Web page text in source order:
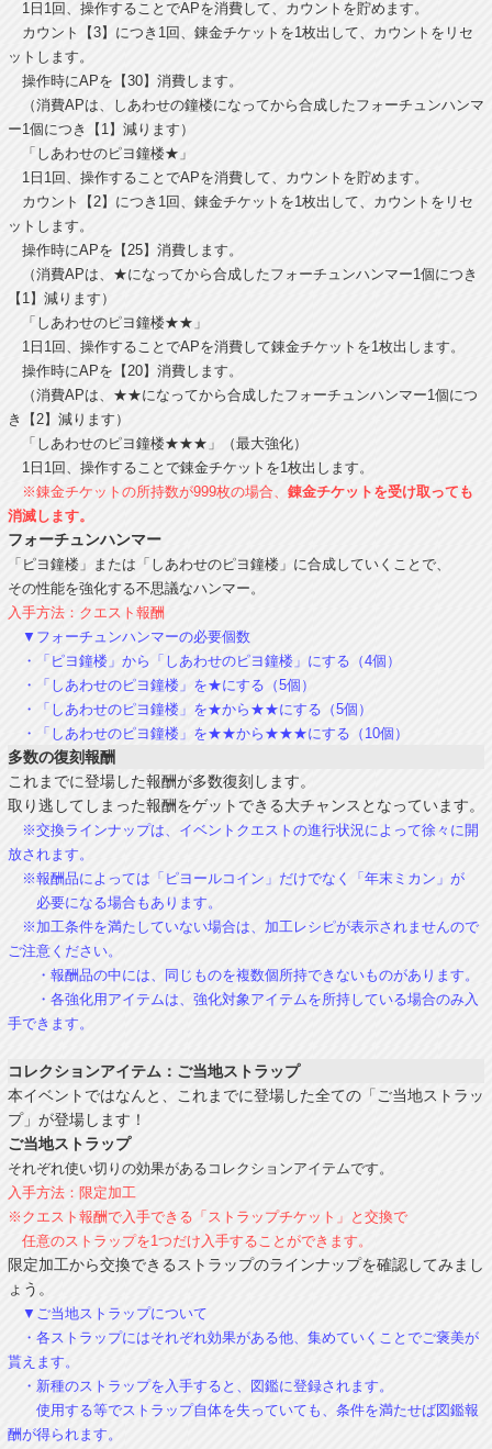
1日1回、操作することでAPを消費して、カウントを貯めます。
カウント【3】につき1回、錬金チケットを1枚出して、カウントをリセ
ットします。
操作時にAPを【30】消費します。
（消費APは、しあわせの鐘楼になってから合成したフォーチュンハンマ
ー1個につき【1】減ります）
「しあわせのピヨ鐘楼★」
1日1回、操作することでAPを消費して、カウントを貯めます。
カウント【2】につき1回、錬金チケットを1枚出して、カウントをリセ
ットします。
操作時にAPを【25】消費します。
（消費APは、★になってから合成したフォーチュンハンマー1個につき
【1】減ります）
「しあわせのピヨ鐘楼★★」
1日1回、操作することでAPを消費して錬金チケットを1枚出します。
操作時にAPを【20】消費します。
（消費APは、★★になってから合成したフォーチュンハンマー1個につ
き【2】減ります）
「しあわせのピヨ鐘楼★★★」（最大強化）
1日1回、操作することで錬金チケットを1枚出します。
※錬金チケットの所持数が999枚の場合、 錬金チケットを受け取っても
消滅します。
フォーチュンハンマー
「ピヨ鐘楼」または「しあわせのピヨ鐘楼」に合成していくことで、
その性能を強化する不思議なハンマー。
入手方法：クエスト報酬
▼フォーチュンハンマーの必要個数
・「ピヨ鐘楼」から「しあわせのピヨ鐘楼」にする（4個）
・「しあわせのピヨ鐘楼」を★にする（5個）
・「しあわせのピヨ鐘楼」を★から★★にする（5個）
・「しあわせのピヨ鐘楼」を★★から★★★にする（10個）
多数の復刻報酬
これまでに登場した報酬が多数復刻します。
取り逃してしまった報酬をゲットできる大チャンスとなっています。
※交換ラインナップは、イベントクエストの進行状況によって徐々に開
放されます。
※報酬品によっては「ピヨールコイン」だけでなく「年末ミカン」が
必要になる場合もあります。
※加工条件を満たしていない場合は、加工レシピが表示されませんので
ご注意ください。
・報酬品の中には、同じものを複数個所持できないものがあります。
・各強化用アイテムは、強化対象アイテムを所持している場合のみ入
手できます。
コレクションアイテム：ご当地ストラップ
本イベントではなんと、これまでに登場した全ての「ご当地ストラッ
プ」が登場します！
ご当地ストラップ
それぞれ使い切りの効果があるコレクションアイテムです。
入手方法：限定加工
※クエスト報酬で入手できる「ストラップチケット」と交換で
任意のストラップを1つだけ入手することができます。
限定加工から交換できるストラップのラインナップを確認してみまし
ょう。
▼ご当地ストラップについて
・各ストラップにはそれぞれ効果がある他、集めていくことでご褒美が
貰えます。
・新種のストラップを入手すると、図鑑に登録されます。
使用する等でストラップ自体を失っていても、条件を満たせば図鑑報
酬が得られます。